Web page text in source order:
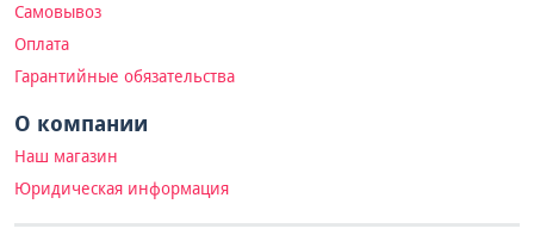
Самовывоз
Оплата
Гарантийные обязательства
О компании
Наш магазин
Юридическая информация